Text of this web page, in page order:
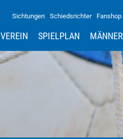
Sichtungen Schiedsrichter Fanshop
VEREIN SPIELPLAN MÄNNER